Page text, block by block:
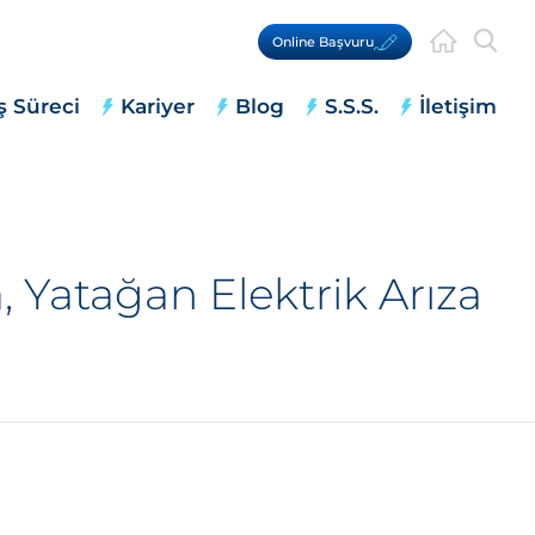
Online Başvuru
Süreci Kariyer Blog S.S.S. İletişim
Elektrik Arıza